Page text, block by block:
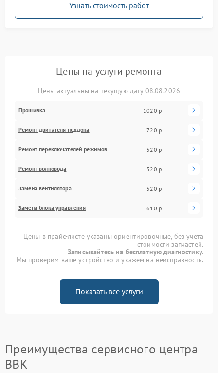
Узнать стоимость работ
Цены на услуги ремонта
Цены актуальны на текущую дату 08.08.2026
Прошивка 1020 р
Ремонт двигателя поддона 720 р
Ремонт переключателей режимов 520 р
Ремонт волновода 520 р
Замена вентилятора 520 р
Замена блока управления 610 р
Цены в прайс-листе указаны ориентировочные, без учета
стоимости запчастей.
Записывайтесь на бесплатную диагностику.
Мы проверим ваше устройство и укажем на неисправность.
Показать все услуги
Преимущества сервисного центра
BBK